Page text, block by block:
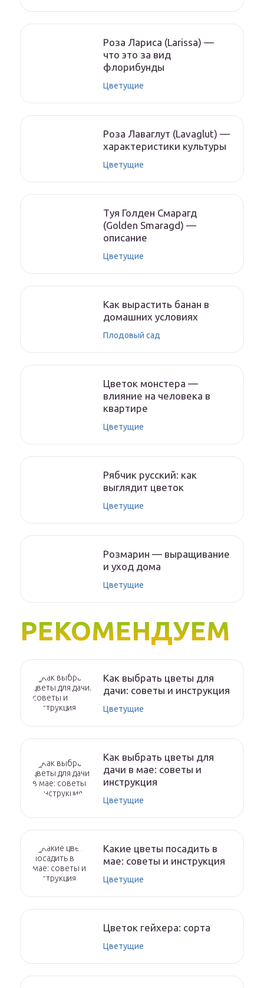
Роза Лариса (Larissa) —
что это за вид
флорибунды
Цветущие
Роза Лаваглут (Lavaglut) —
характеристики культуры
Цветущие
Туя Голден Смарагд
(Golden Smaragd) —
описание
Цветущие
Как вырастить банан в
домашних условиях
Плодовый сад
Цветок монстера —
влияние на человека в
квартире
Цветущие
Рябчик русский: как
выглядит цветок
Цветущие
Розмарин — выращивание
и уход дома
Цветущие
РЕКОМЕНДУЕМ
Как выбрать цветы для
дачи: советы и инструкция
Цветущие
Как выбрать цветы для
дачи в мае: советы и
инструкция
Цветущие
Какие цветы посадить в
мае: советы и инструкция
Цветущие
Цветок гейхера: сорта
Цветущие